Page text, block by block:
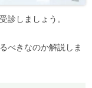
診しましょう。
べきなのか解説しま